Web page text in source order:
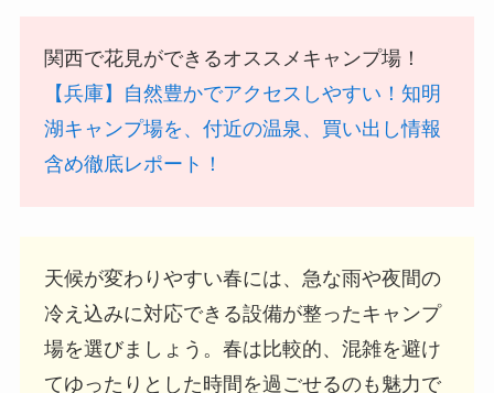
関西で花見ができるオススメキャンプ場！
【兵庫】自然豊かでアクセスしやすい！知明
湖キャンプ場を、付近の温泉、買い出し情報
含め徹底レポート！
天候が変わりやすい春には、急な雨や夜間の
冷え込みに対応できる設備が整ったキャンプ
場を選びましょう。春は比較的、混雑を避け
てゆったりとした時間を過ごせるのも魅力で